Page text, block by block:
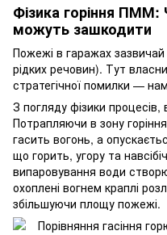
Фізика горіння ПММ:
можуть зашкодити
Пожежі в гаражах
рідких речовин). Тут
стратегічної помилки —
З погляду фізики
Потрапляючи в зону
гасить вогонь, а
що горить, угору та
випаровування води
охоплені вогнем краплі
збільшуючи площу пожежі.